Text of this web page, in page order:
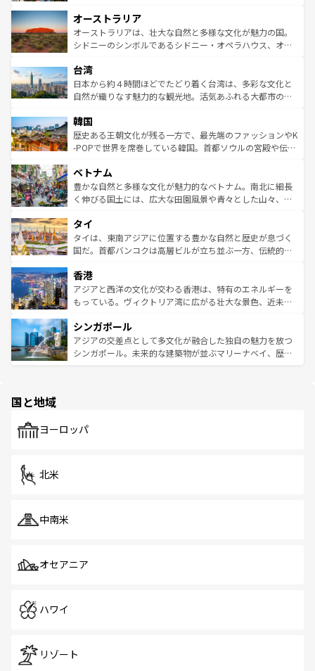
部のニューオーリンズでは、音楽と美食が融合した独特の
文化が魅力。旅行者はアメリカの各地域で異なる魅力を楽
しみながら、その多様性と豊かな歴史を感じることができ
ならではの贅沢な旅のスタイルだ。 なお、新着のアメリカ
情報はコンテンツ一覧を参照してほしい。
ワイ島は見逃せない。また、定番の観光地といえばオアフ
島だが、静かな自然を求めるならマウイ島やカウアイ島が
おすすめ。エメラルドグリーンに輝く海をはじめ、豊かな
れるおもてなしの心で訪れる人々を迎えてくれるハワイの
人々、おいしいローカルフードやハワイアンミュージッ
ク、伝統的なフラダンスなど、すべてがハワイの魅力を彩
ワイを、存分に味わってほしい。 なお、新着のハワイ情報
はコンテンツ一覧を参照してほしい。
オーストラリア
オーストラリアは、壮大な自然と多様な文化が魅力の国。
シドニーのシンボルであるシドニー・オペラハウス、オー
リアリーフや大陸中央部にそびえるウルル（エアーズロッ
ク）、タスマニアの美しい原生林やケアンズの熱帯雨林な
ど、見どころがたくさん。また、カフェやワイン、オージ
いる。アクティビティも充実しており、サーフィンやダイ
ビング、ハイキングなど、アウトドア好きにはたまらな
い。オーストラリアの多彩な魅力を存分に味わいつくそ
参照してほしい。
台湾
日本から約４時間ほどでたどり着く台湾は、多彩な文化と
自然が織りなす魅力的な観光地。活気あふれる大都市の台
ン）、静ひつな山岳地帯である台湾東部など、都市の喧騒
と山間の静けさが共存しており、訪れる人に新しい発見と
驚きをもたらしてくれる。また、奥深い台湾の食文化も魅
容にもいいと評判のスイーツなど、バラエティ豊かな料理
が味わえる。 なお、新着の台湾情報は コンテンツ一覧を参
照してほしい。
韓国
歴史ある王朝文化が残る一方で、最先端のファッションやK
-POPで世界を席巻している韓国。首都ソウルの宮殿や伝統
き、地方に足を延ばせば四季折々の自然美を楽しむことが
できる。そして、キムチや焼肉、絶品のストリートフード
まで、さまざまな韓国料理が待っている。夜には、韓国な
リティに包まれながら、韓国の多彩な魅力を心ゆくまで味
わってみてほしい。 なお、新着の韓国情報はコンテンツ一
覧を参照してほしい。
ベトナム
豊かな自然と多様な文化が魅力的なベトナム。南北に細長
く伸びる国土には、広大な田園風景や青々とした山々、世
急速な発展と共に伝統が息づく。ハノイの古い町並みやホ
ーチミン市のフランス統治時代の建物も、独特の雰囲気を
醸し出している。また、バラエティの豊かさとおいしさで
とつ。フォーやバインミー、ベトナムコーヒーなどは、ぜ
ひ現地で味わいたい。どの地域を訪れてもあたたかい人々
が旅行者を迎えてくれるので、きっと忘れられない旅にな
参照してほしい。
タイ
タイは、東南アジアに位置する豊かな自然と歴史が息づく
国だ。首都バンコクは高層ビルが立ち並ぶ一方、伝統的な
の活気が交差している。北部ではチェンマイなどの山岳地
帯で自然と触れ合い、南部ではプーケットやクラビの美し
いビーチでリゾート気分を楽しむことができる。タイ料理
激する。気候は一年中温暖で、どの季節にも異なる楽しみ
が待っている。親しみやすいタイの人々、仏教を中心とし
た文化、そして多様な観光資源が、訪れる旅人を魅了し続
香港
アジアと西洋の文化が交わる香港は、特有のエネルギーを
もっている。ヴィクトリア湾に広がる壮大な景色、近未来
み、どこを訪れても感動するはず。観光スポットが密集し
ており、効率よく見どころを回れるのも魅力。息をのむよ
うな絶景から文化的な体験まで、香港を存分に楽しみ尽く
シンガポール
アジアの交差点として多文化が融合した独自の魅力を放つ
シンガポール。未来的な建築物が並ぶマリーナベイ、歴史
で、ホーカーズは地元の風情を楽しめる外せないスポット
国と地域
ヨーロッパ
北米
中南米
オセアニア
ハワイ
リゾート